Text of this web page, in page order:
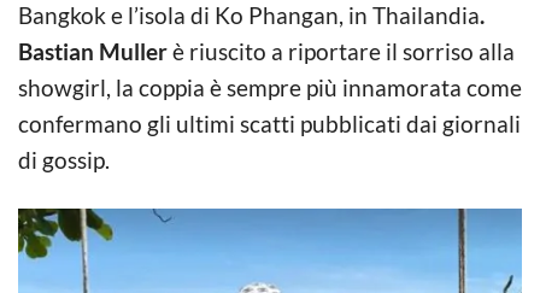
Bangkok e l’isola di Ko Phangan, in Thailandia.
Bastian Mullerè riuscito a riportare il sorriso alla
showgirl, la coppia è sempre più innamorata come
confermano gli ultimi scatti pubblicati dai giornali
di gossip.